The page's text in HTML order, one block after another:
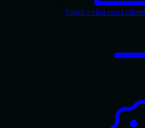
Email e chat con i clienti